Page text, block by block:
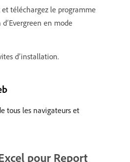
téléchargez le programme
en mode
dʼinstallation.
tous les navigateurs et
pour Report